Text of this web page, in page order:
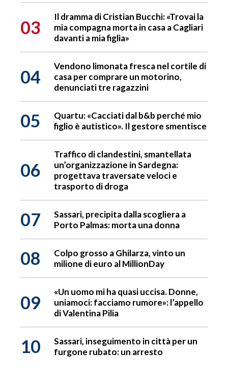
03
Il dramma di Cristian Bucchi: «Trovai la
mia compagna morta in casa a Cagliari
davanti a mia figlia»
04
Vendono limonata fresca nel cortile di
casa per comprare un motorino,
denunciati tre ragazzini
05
Quartu: «Cacciati dal b&b perché mio
figlio è autistico». Il gestore smentisce
06
Traffico di clandestini, smantellata
un’organizzazione in Sardegna:
progettava traversate veloci e
trasporto di droga
07
Sassari, precipita dalla scogliera a
Porto Palmas: morta una donna
08
Colpo grosso a Ghilarza, vinto un
milione di euro al MillionDay
09
«Un uomo mi ha quasi uccisa. Donne,
uniamoci: facciamo rumore»: l’appello
di Valentina Pilia
10
Sassari, inseguimento in città per un
furgone rubato: un arresto